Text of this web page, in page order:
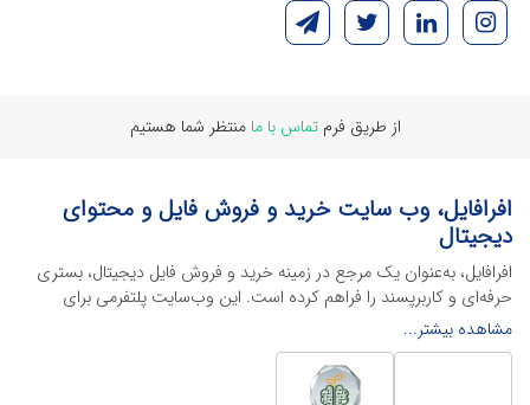
از طریق فرمتماس با ما منتظر شما هستیم
افرافایل، وب سایت خرید و فروش فایل و محتوای
دیجیتال
افرافایل، به‌عنوان یک مرجع در زمینه خرید و فروش فایل دیجیتال، بستری
حرفه‌ای و کاربرپسند را فراهم کرده است. این وب‌سایت‌ پلتفرمی برای
طراحان، دانشجویان و فریلنسرها ایجاد می‌کند تا به راحتی محصولات
دیجیتال خود را به فروش رسانده یا از محتواهایی باکیفیت برای پیشبرد
اهدافشان استفاده کنند.
مشاهده بیشتر...